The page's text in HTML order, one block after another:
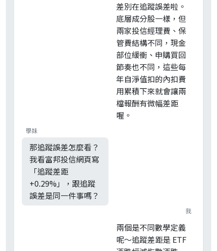
差別在追蹤誤差啦。
底層成分股一樣，但
兩家投信經理費、保
管費結構不同，現金
部位緩衝、申購買回
節奏也不同，這些每
年自淨值扣的內扣費
用累積下來就會讓兩
檔報酬有微幅差距
喔。
學妹
那追蹤誤差怎麼看？
我看富邦投信網頁寫
「追蹤差距
+0.29%」，跟追蹤
誤差是同一件事嗎？
我
兩個是不同數學定義
呢～追蹤差距是 ETF